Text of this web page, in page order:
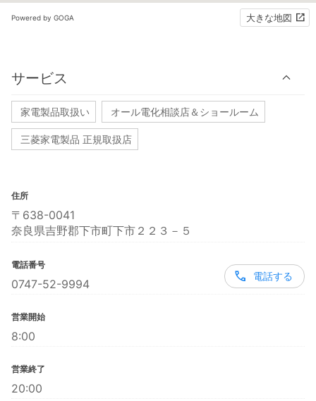
Powered by GOGA 大きな地図
サービス
家電製品取扱い オール電化相談店＆ショールーム
三菱家電製品 正規取扱店
住所
〒638-0041
奈良県吉野郡下市町下市２２３－５
電話番号
0747-52-9994
電話する
営業開始
8:00
営業終了
20:00